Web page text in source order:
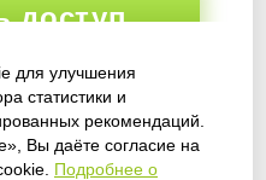
для улучшения
статистики и
рекомендаций.
Вы даёте согласие на
Подробнее о
доступ